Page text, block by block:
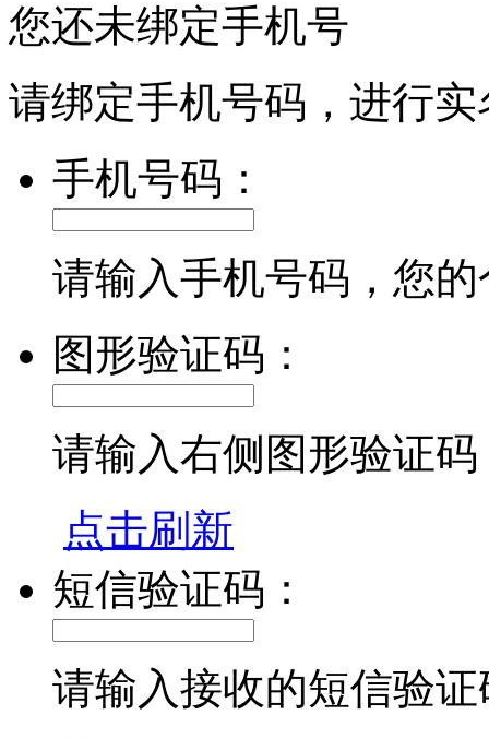
您还未绑定手机号
请绑定手机号码，进行
手机号码：
请输入手机号码，您
图形验证码：
请输入右侧图形验证码
点击刷新
短信验证码：
请输入接收的短信验证